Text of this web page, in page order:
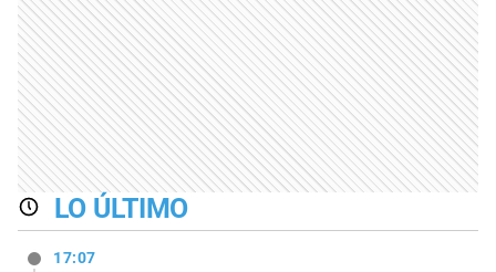
LO ÚLTIMO
17:07